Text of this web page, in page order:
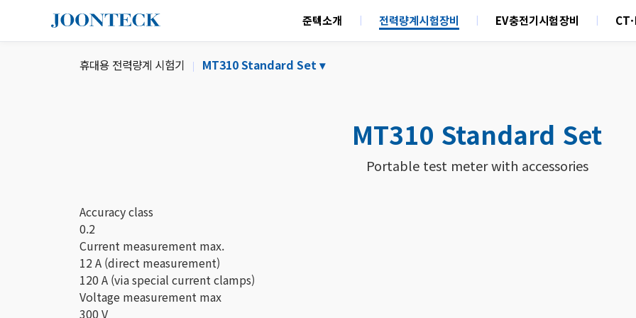
준텍소개 전력량계시험장비 EV충전기시험장비
휴대용 전력량계 시험기 MT310 Standard Set▾
MT310 Standard Set
Portable test meter with accessories
Accuracy class
0.2
Current measurement max.
12 A (direct measurement)
120 A (via special current clamps)
Voltage measurement max
300 V